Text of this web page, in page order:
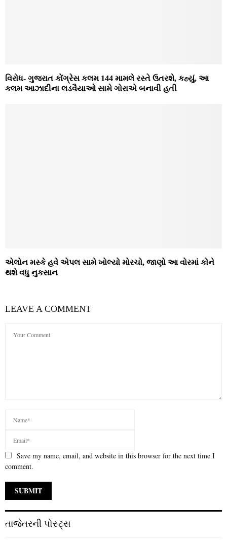
વિરોધ- ગુજરાત કોંગ્રેસ કલમ 144 મામલે રસ્તે ઉતરશે, કહ્યું, આ
કલમ આઝાદીના લડવૈયાઓ સામે ગોરાએ બનાવી હતી
એલોન મસ્કે હવે એપલ સામે ખોલ્યો મોરચો, જાણો આ વોરમાં કોને
થશે વધુ નુકસાન
LEAVE A COMMENT
Save my name, email, and website in this browser for the next time I
comment.
તાજેતરની પોસ્ટ્સ